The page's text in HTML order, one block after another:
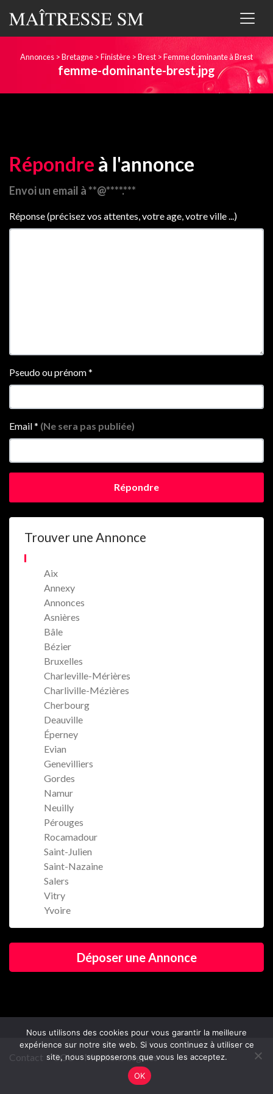
Annonces >Bretagne >Finistère >Brest >Femme dominante à Brest
femme-dominante-brest.jpg
Répondre à l'annonce
Envoi un email à **@****.***
Réponse (précisez vos attentes, votre age, votre ville ...)
Pseudo ou prénom*
Email* (Ne sera pas publiée)
Répondre
Trouver une Annonce
Aix
Annexy
Annonces
Asnières
Bâle
Bézier
Bruxelles
Charleville-Mérières
Charliville-Mézières
Cherbourg
Deauville
Éperney
Evian
Genevilliers
Gordes
Namur
Neuilly
Pérouges
Rocamadour
Saint-Julien
Saint-Nazaine
Salers
Vitry
Yvoire
Déposer une Annonce
Contact CGU Mentions Légales
Nous utilisons des cookies pour vous garantir la meilleure
expérience sur notre site web. Si vous continuez à utiliser ce
site, nous supposerons que vous les acceptez.
OK